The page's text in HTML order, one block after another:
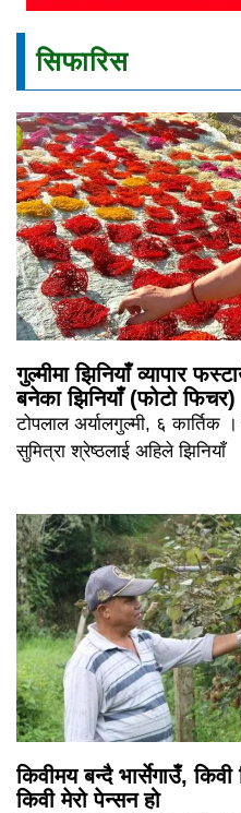
सिफारिस
गुल्मीमा झिनियाँ व्यापार
बनेका झिनियाँ (फोटो फिचर)
टोपलाल अर्यालगुल्मी, ६ कार्तिक
सुमित्रा श्रेष्ठलाई अहिले झिनियाँ
किवीमय बन्दै भार्सेगाउँ,
किवी मेरो पेन्सन हो